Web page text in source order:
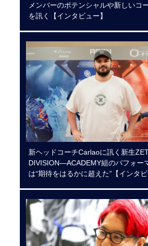
メンバーのポテンシャルや新しいコ
を訊く【インタビュー】
新ヘッドコーチCarlaoに訊く新生
DIVISION―ACADEMY組のパフォー
は“期待をはるかに超えた”【インタビ